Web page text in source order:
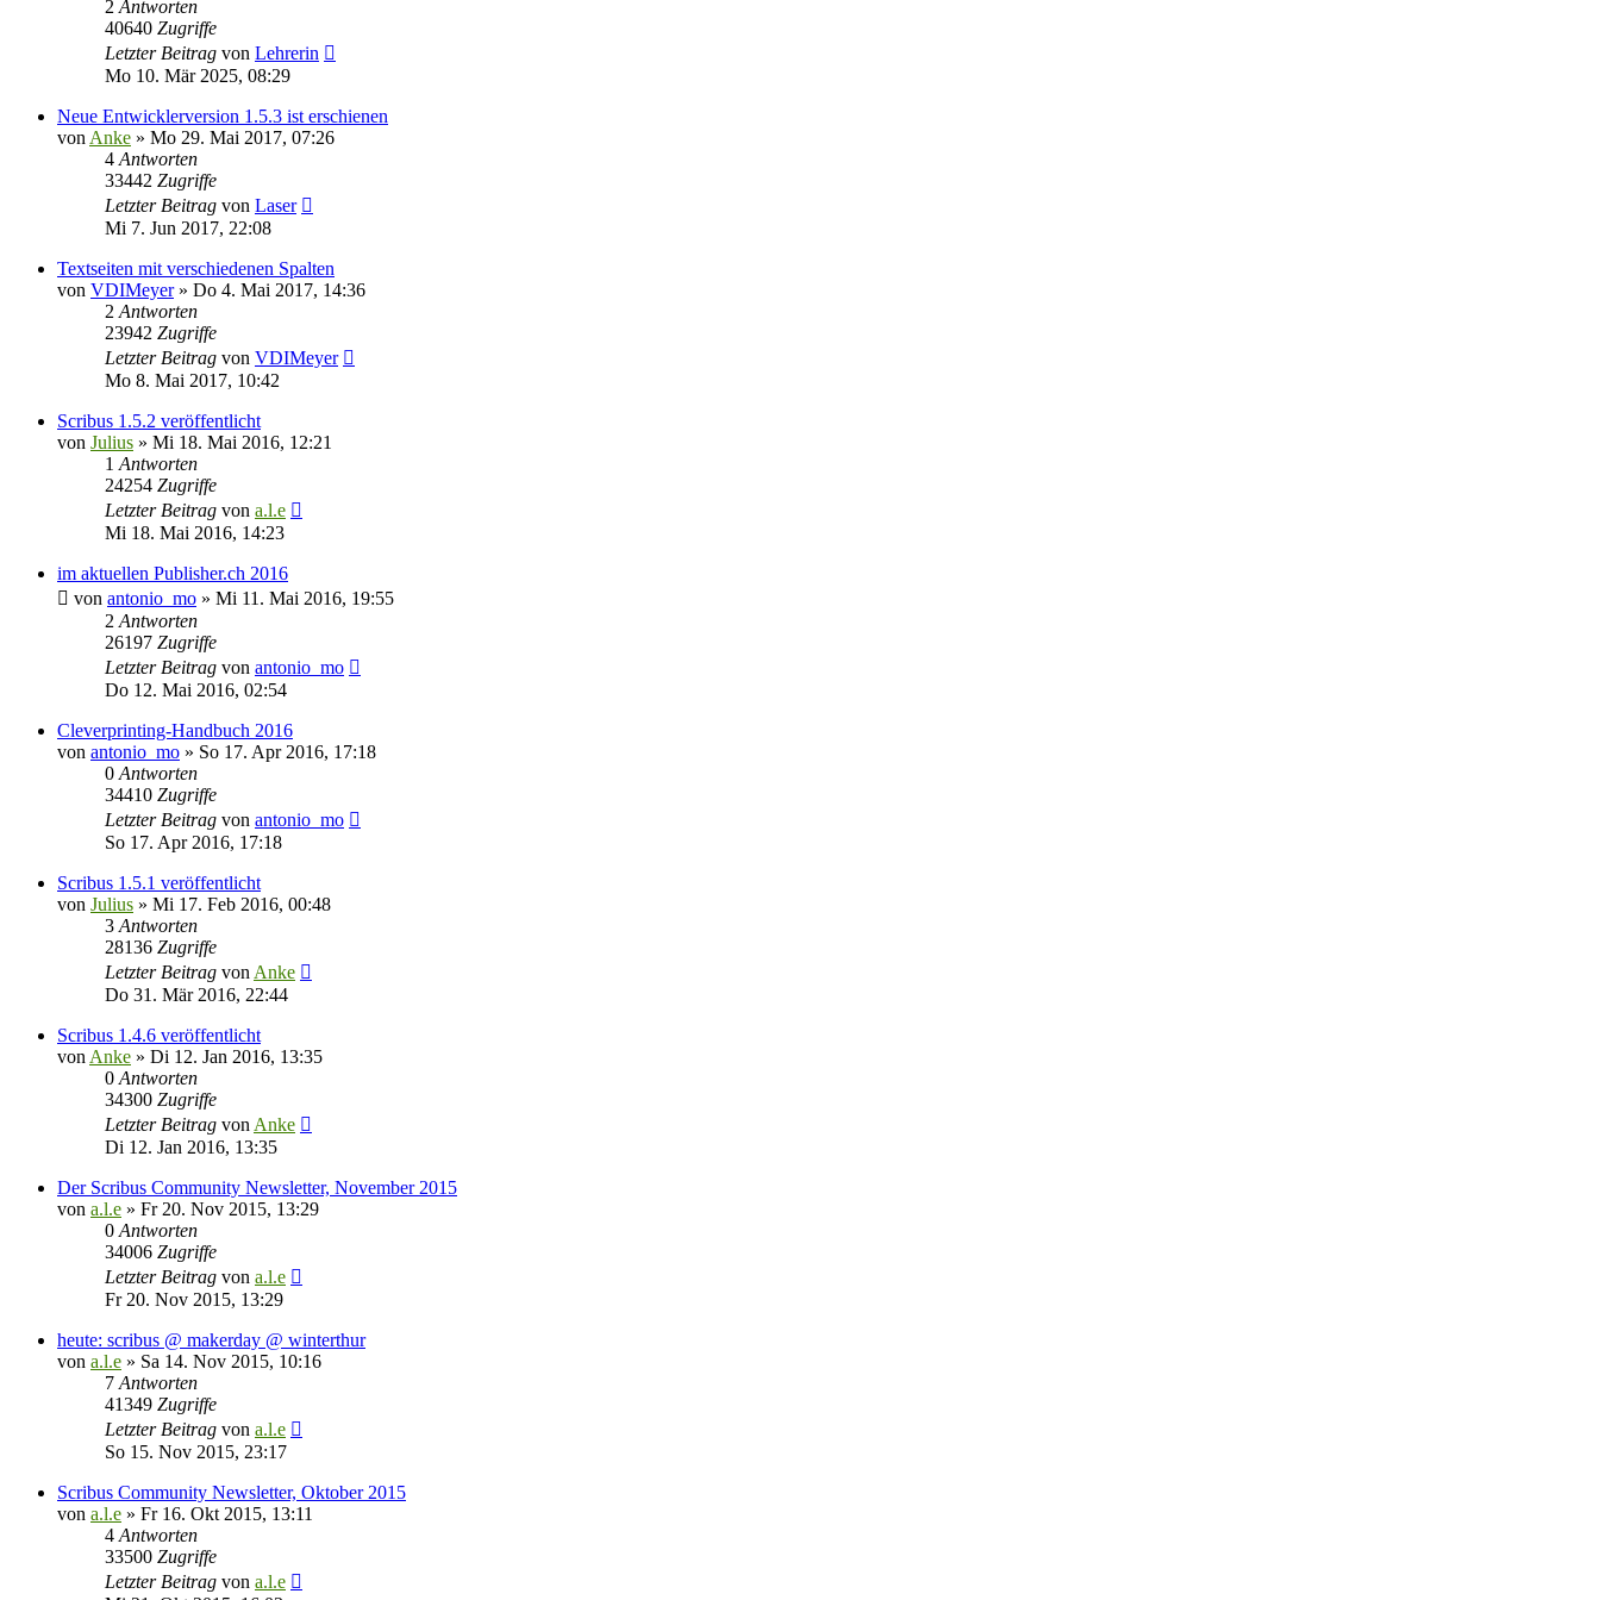
2 Antworten
40640 Zugriffe
Letzter Beitrag von Lehrerin
Mo 10. Mär 2025, 08:29
Neue Entwicklerversion 1.5.3 ist erschienen
von Anke » Mo 29. Mai 2017, 07:26
4 Antworten
33442 Zugriffe
Letzter Beitrag von Laser
Mi 7. Jun 2017, 22:08
Textseiten mit verschiedenen Spalten
von VDIMeyer» Do 4. Mai 2017, 14:36
2 Antworten
23942 Zugriffe
Letzter Beitrag von VDIMeyer
Mo 8. Mai 2017, 10:42
Scribus 1.5.2 veröffentlicht
von Julius » Mi 18. Mai 2016, 12:21
1 Antworten
24254 Zugriffe
Letzter Beitrag von a.l.e
Mi 18. Mai 2016, 14:23
im aktuellen Publisher.ch 2016
von antonio_mo » Mi 11. Mai 2016, 19:55
2 Antworten
26197 Zugriffe
Letzter Beitrag von antonio_mo
Do 12. Mai 2016, 02:54
Cleverprinting-Handbuch 2016
von antonio_mo » So 17. Apr 2016, 17:18
0 Antworten
34410 Zugriffe
Letzter Beitrag von antonio_mo
So 17. Apr 2016, 17:18
Scribus 1.5.1 veröffentlicht
von Julius » Mi 17. Feb 2016, 00:48
3 Antworten
28136 Zugriffe
Letzter Beitrag von Anke
Do 31. Mär 2016, 22:44
Scribus 1.4.6 veröffentlicht
von Anke » Di 12. Jan 2016, 13:35
0 Antworten
34300 Zugriffe
Letzter Beitrag von Anke
Di 12. Jan 2016, 13:35
Der Scribus Community Newsletter, November 2015
von a.l.e » Fr 20. Nov 2015, 13:29
0 Antworten
34006 Zugriffe
Letzter Beitrag von a.l.e
Fr 20. Nov 2015, 13:29
heute: scribus @ makerday @ winterthur
von a.l.e » Sa 14. Nov 2015, 10:16
7 Antworten
41349 Zugriffe
Letzter Beitrag von a.l.e
So 15. Nov 2015, 23:17
Scribus Community Newsletter, Oktober 2015
von a.l.e » Fr 16. Okt 2015, 13:11
4 Antworten
33500 Zugriffe
Letzter Beitrag von a.l.e